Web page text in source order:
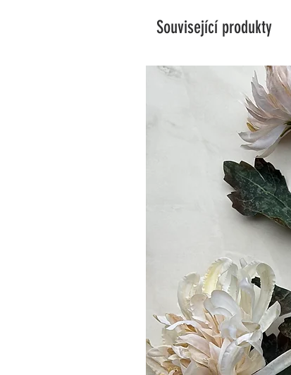
Související produkty